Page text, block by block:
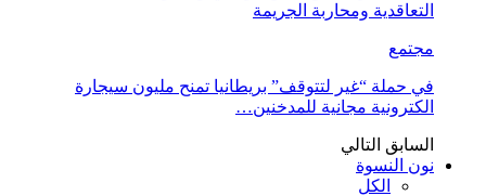
التعاقدية ومحاربة الجريمة
مجتمع
في حملة “غير لتتوقف” بريطانيا تمنح مليون سيجارة
الكترونية مجانية للمدخنين…
السابق التالي
نون النسوة
الكل